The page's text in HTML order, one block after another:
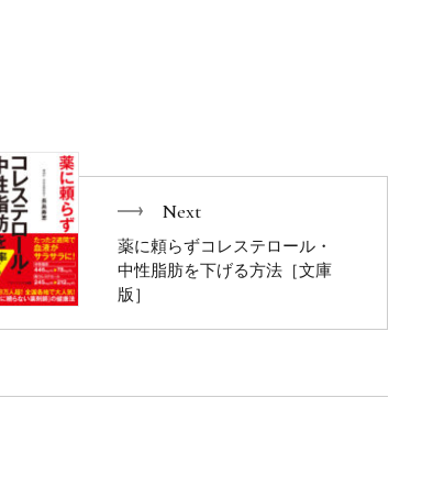
Next
薬に頼らずコレステロール・
中性脂肪を下げる方法［文庫
版］